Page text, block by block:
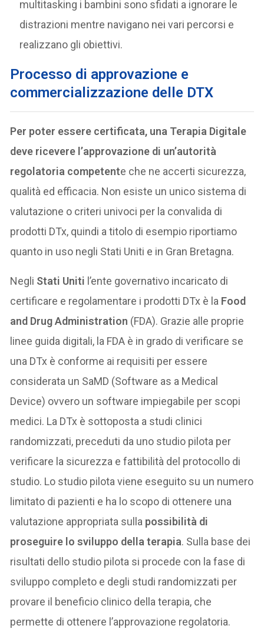
multitasking i bambini sono sfidati a ignorare le
distrazioni mentre navigano nei vari percorsi e
realizzano gli obiettivi.
Processo di approvazione e
commercializzazione delle DTX
Per poter essere certificata, una Terapia Digitale
deve ricevere l’approvazione di un’autorità
regolatoria competente che ne accerti sicurezza,
qualità ed efficacia. Non esiste un unico sistema di
valutazione o criteri univoci per la convalida di
prodotti DTx, quindi a titolo di esempio riportiamo
quanto in uso negli Stati Uniti e in Gran Bretagna.
Negli Stati Uniti l’ente governativo incaricato di
certificare e regolamentare i prodotti DTx è la Food
and Drug Administration (FDA). Grazie alle proprie
linee guida digitali, la FDA è in grado di verificare se
una DTx è conforme ai requisiti per essere
considerata un SaMD (Software as a Medical
Device) ovvero un software impiegabile per scopi
medici. La DTx è sottoposta a studi clinici
randomizzati, preceduti da uno studio pilota per
verificare la sicurezza e fattibilità del protocollo di
studio. Lo studio pilota viene eseguito su un numero
limitato di pazienti e ha lo scopo di ottenere una
valutazione appropriata sulla possibilità di
proseguire lo sviluppo della terapia. Sulla base dei
risultati dello studio pilota si procede con la fase di
sviluppo completo e degli studi randomizzati per
provare il beneficio clinico della terapia, che
permette di ottenere l’approvazione regolatoria.